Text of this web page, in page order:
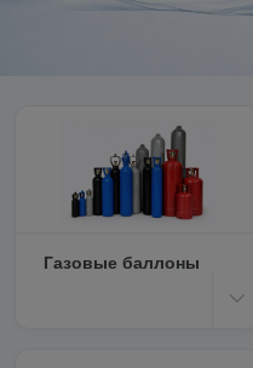
Газовые баллоны